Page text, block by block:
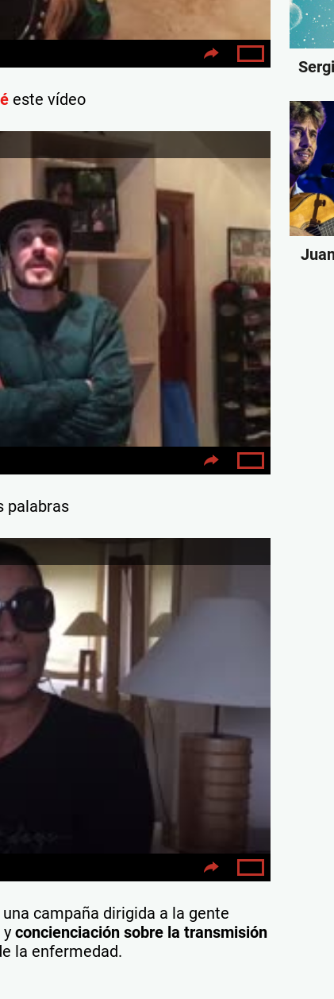
este vídeo
palabras
campaña dirigida a la gente
y concienciación sobre la transmisión
la enfermedad.